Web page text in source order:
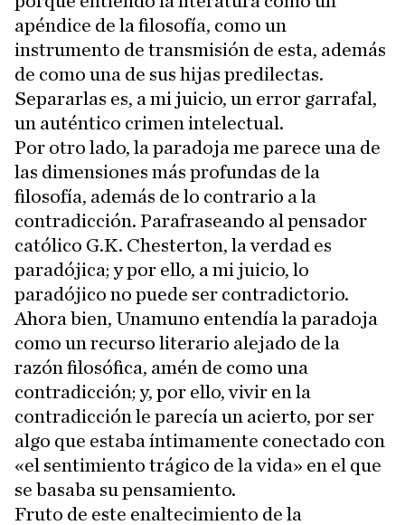
apéndice de la filosofía, como un
instrumento de transmisión de esta, además
de como una de sus hijas predilectas.
Separarlas es, a mi juicio, un error garrafal,
un auténtico crimen intelectual.
Por otro lado, la paradoja me parece una de
las dimensiones más profundas de la
filosofía, además de lo contrario a la
contradicción. Parafraseando al pensador
católico G.K. Chesterton, la verdad es
paradójica; y por ello, a mi juicio, lo
paradójico no puede ser contradictorio.
Ahora bien, Unamuno entendía la paradoja
como un recurso literario alejado de la
razón filosófica, amén de como una
contradicción; y, por ello, vivir en la
contradicción le parecía un acierto, por ser
algo que estaba íntimamente conectado con
«el sentimiento trágico de la vida» en el que
se basaba su pensamiento.
Fruto de este enaltecimiento de la